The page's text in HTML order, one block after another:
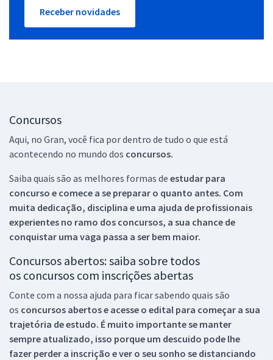
Receber novidades
Concursos
Aqui, no Gran, você fica por dentro de tudo o que está
acontecendo no mundo dos concursos.
Saiba quais são as melhores formas de estudar para
concurso e comece a se preparar o quanto antes. Com
muita dedicação, disciplina e uma ajuda de profissionais
experientes no ramo dos concursos, a sua chance de
conquistar uma vaga passa a ser bem maior.
Concursos abertos: saiba sobre todos
os concursos com inscrições abertas
Conte com a nossa ajuda para ficar sabendo quais são
os concursos abertos e acesse o edital para começar a sua
trajetória de estudo. É muito importante se manter
sempre atualizado, isso porque um descuido pode lhe
fazer perder a inscrição e ver o seu sonho se distanciando